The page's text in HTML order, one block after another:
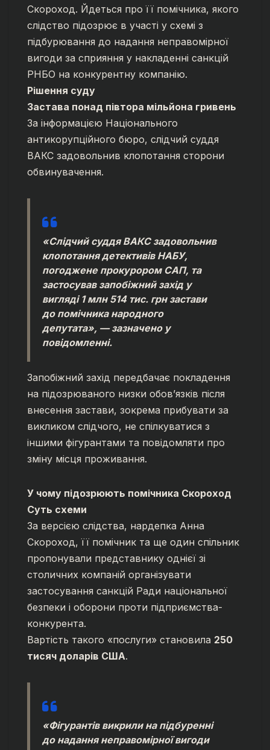
Скороход. Йдеться про її помічника, якого
слідство підозрює в участі у схемі з
підбурювання до надання неправомірної
вигоди за сприяння у накладенні санкцій
РНБО на конкурентну компанію.
Рішення суду
Застава понад півтора мільйона гривень
За інформацією Національного
антикорупційного бюро, слідчий суддя
ВАКС задовольнив клопотання сторони
обвинувачення.
«Слідчий суддя ВАКС задовольнив
клопотання детективів НАБУ,
погоджене прокурором САП, та
застосував запобіжний захід у
вигляді 1 млн 514 тис. грн застави
до помічника народного
депутата», — зазначено у
повідомленні.
Запобіжний захід передбачає покладення
на підозрюваного низки обов’язків після
внесення застави, зокрема прибувати за
викликом слідчого, не спілкуватися з
іншими фігурантами та повідомляти про
зміну місця проживання.
У чому підозрюють помічника Скороход
Суть схеми
За версією слідства, нардепка Анна
Скороход, її помічник та ще один спільник
пропонували представнику однієї зі
столичних компаній організувати
застосування санкцій Ради національної
безпеки і оборони проти підприємства-
конкурента.
Вартість такого «послуги» становила 250
тисяч доларів США.
«Фігурантів викрили на підбуренні
до надання неправомірної вигоди